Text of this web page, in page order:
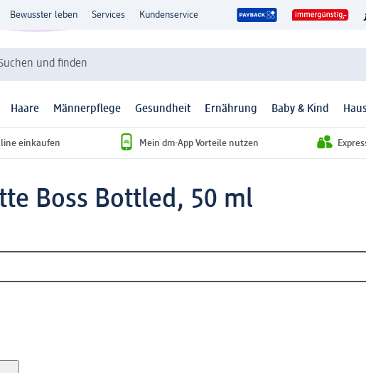
Bewusster leben Services Kundenservice
und finden
Haare Männerpflege Gesundheit Ernährung Baby & Kind
einkaufen Mein dm-App Vorteile nutzen
Boss Bottled, 50 ml